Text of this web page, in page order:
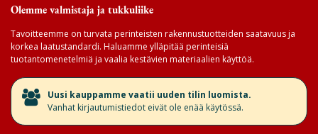
Olemme valmistaja ja tukkuliike
Tavoitteemme on turvata perinteisten rakennustuotteiden saatavuus ja
korkea laatustandardi. Haluamme ylläpitää perinteisiä
tuotantomenetelmiä ja vaalia kestävien materiaalien käyttöä.
​Uusi kauppamme vaatii uuden tilin luomista.
Vanhat kirjautumistiedot eivät ole enää käytössä.